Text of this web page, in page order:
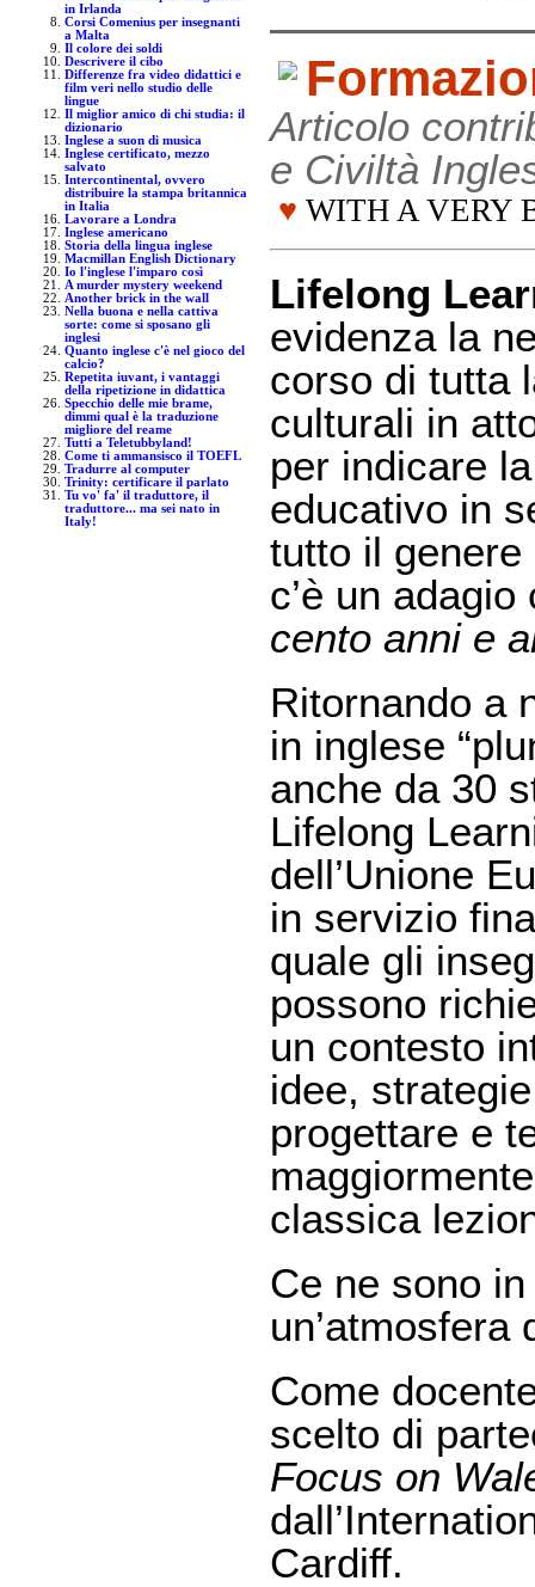
in Irlanda
Corsi Comenius per insegnanti
a Malta
Il colore dei soldi
Descrivere il cibo
Differenze fra video didattici e
film veri nello studio delle
lingue
Il miglior amico di chi studia: il
dizionario
Inglese a suon di musica
Inglese certificato, mezzo
salvato
Intercontinental, ovvero
distribuire la stampa britannica
in Italia
Lavorare a Londra
Inglese americano
Storia della lingua inglese
Macmillan English Dictionary
Io l'inglese l'imparo così
A murder mystery weekend
Another brick in the wall
Nella buona e nella cattiva
sorte: come si sposano gli
inglesi
Quanto inglese c'è nel gioco del
calcio?
Repetita iuvant, i vantaggi
della ripetizione in didattica
Specchio delle mie brame,
dimmi qual è la traduzione
migliore del reame
Tutti a Teletubbyland!
Come ti ammansisco il TOEFL
Tradurre al computer
Trinity: certificare il parlato
Tu vo' fa' il traduttore, il
traduttore... ma sei nato in
Italy!
Articolo
e Civiltà
♥ WITH A VERY
Lifelong
evidenza la
corso di tutta
culturali in
per indicare
educativo in
tutto il
c’è un
cento anni e
Ritornando a
in inglese
anche da 30
Lifelong
dell’Unione
in servizio
quale gli
possono
un contesto
idee,
progettare e
classica
Ce ne sono
Come
scelto di
Focus on
Cardiff.